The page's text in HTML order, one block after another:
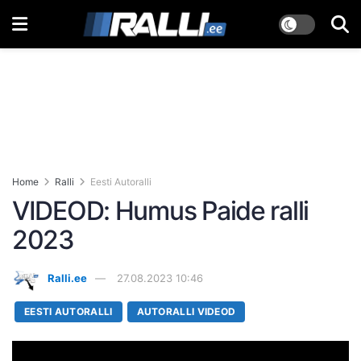
Home Ralli Eesti Autoralli
VIDEOD: Humus Paide ralli
2023
Ralli.ee 27.08.2023 10:46
EESTI AUTORALLI AUTORALLI VIDEOD